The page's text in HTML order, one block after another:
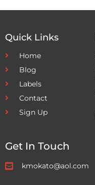
Quick Links
Home
Blog
Labels
Contact
Sign Up
Get In Touch
kmokato@aol.com